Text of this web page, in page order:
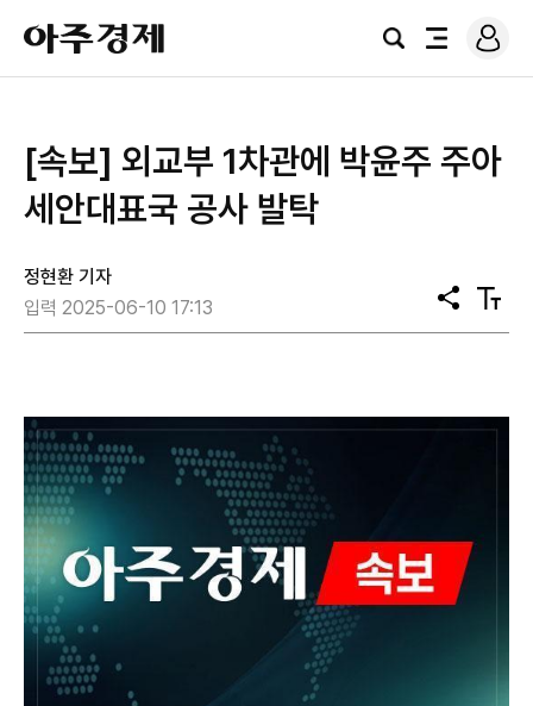
아
주
경
검
전
로
그
[속보] 외교부 1차관에 박윤주 주아
세안대표국 공사 발탁
정현환 기자
입력 2025-06-10 17:13
공
유
텍
스